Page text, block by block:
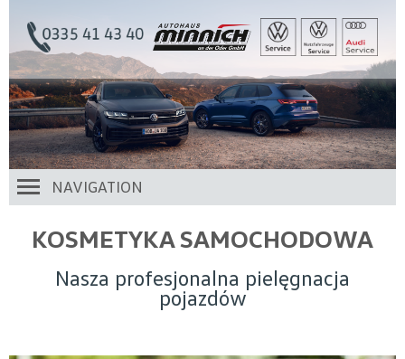
NAVIGATION
KOSMETYKA SAMOCHODOWA
Nasza profesjonalna pielęgnacja
pojazdów